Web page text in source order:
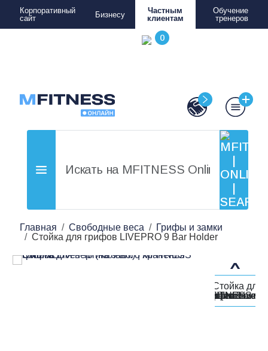
Корпоративный
сайт
Бизнесу
Частным
клиентам
Обучение
тренеров
Главная Свободные веса
Грифы и замки
Стойка для грифов LIVEPRO 9 Bar Holder